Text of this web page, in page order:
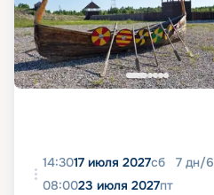
14:3017 июля 2027сб 7 дн/6
08:0023 июля 2027пт